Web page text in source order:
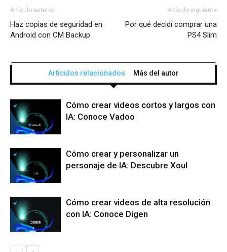
Artículo anterior
Haz copias de seguridad en
Android con CM Backup
Artículo siguiente
Por qué decidí comprar una
PS4 Slim
Artículos relacionados Más del autor
Cómo crear videos cortos y largos con
IA: Conoce Vadoo
Cómo crear y personalizar un
personaje de IA: Descubre Xoul
Cómo crear videos de alta resolución
con IA: Conoce Digen